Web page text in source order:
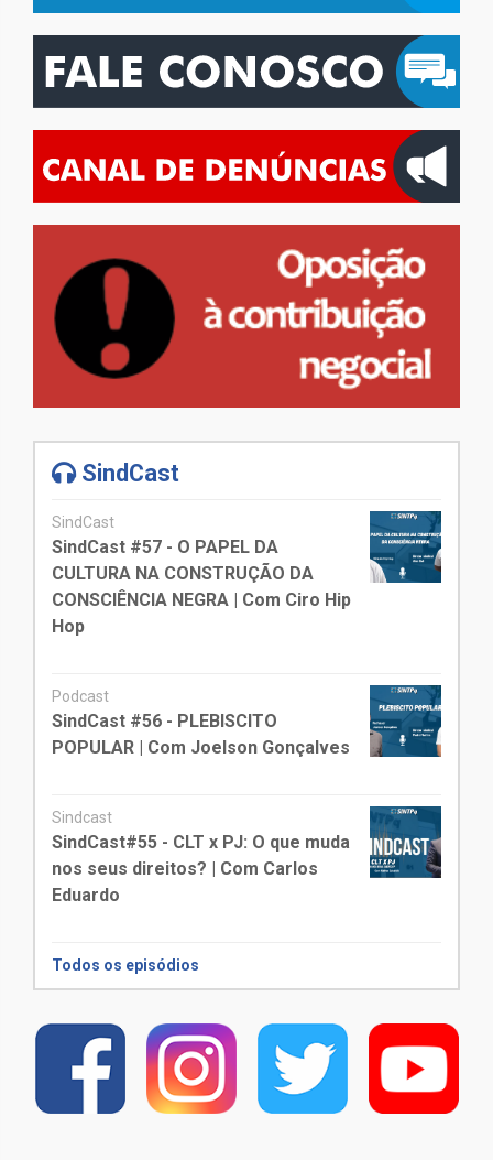
SindCast
SindCast
SindCast #57 - O PAPEL DA
CULTURA NA CONSTRUÇÃO DA
CONSCIÊNCIA NEGRA | Com Ciro Hip
Hop
Podcast
SindCast #56 - PLEBISCITO
POPULAR | Com Joelson Gonçalves
Sindcast
SindCast#55 - CLT x PJ: O que muda
nos seus direitos? | Com Carlos
Eduardo
Todos os episódios